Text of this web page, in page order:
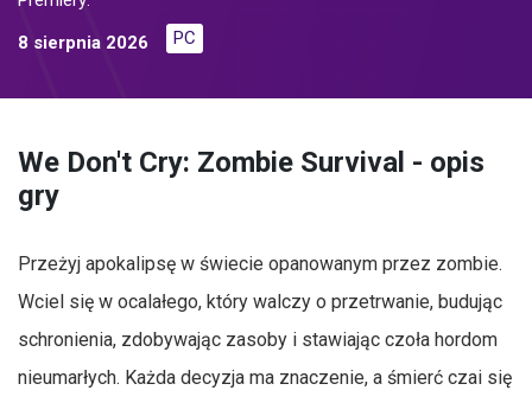
8 sierpnia 2026
PC
We Don't Cry: Zombie Survival - opis
gry
Przeżyj apokalipsę w świecie opanowanym przez zombie.
Wciel się w ocalałego, który walczy o przetrwanie, budując
schronienia, zdobywając zasoby i stawiając czoła hordom
nieumarłych. Każda decyzja ma znaczenie, a śmierć czai się